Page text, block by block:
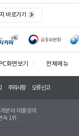
바로가기
PC화면보기 전체메뉴
주의사항 오류신고
분야 대출문의
속 1위